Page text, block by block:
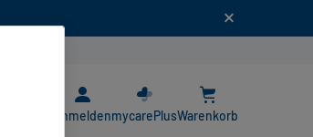
AnmeldenmycarePlusWarenkorb